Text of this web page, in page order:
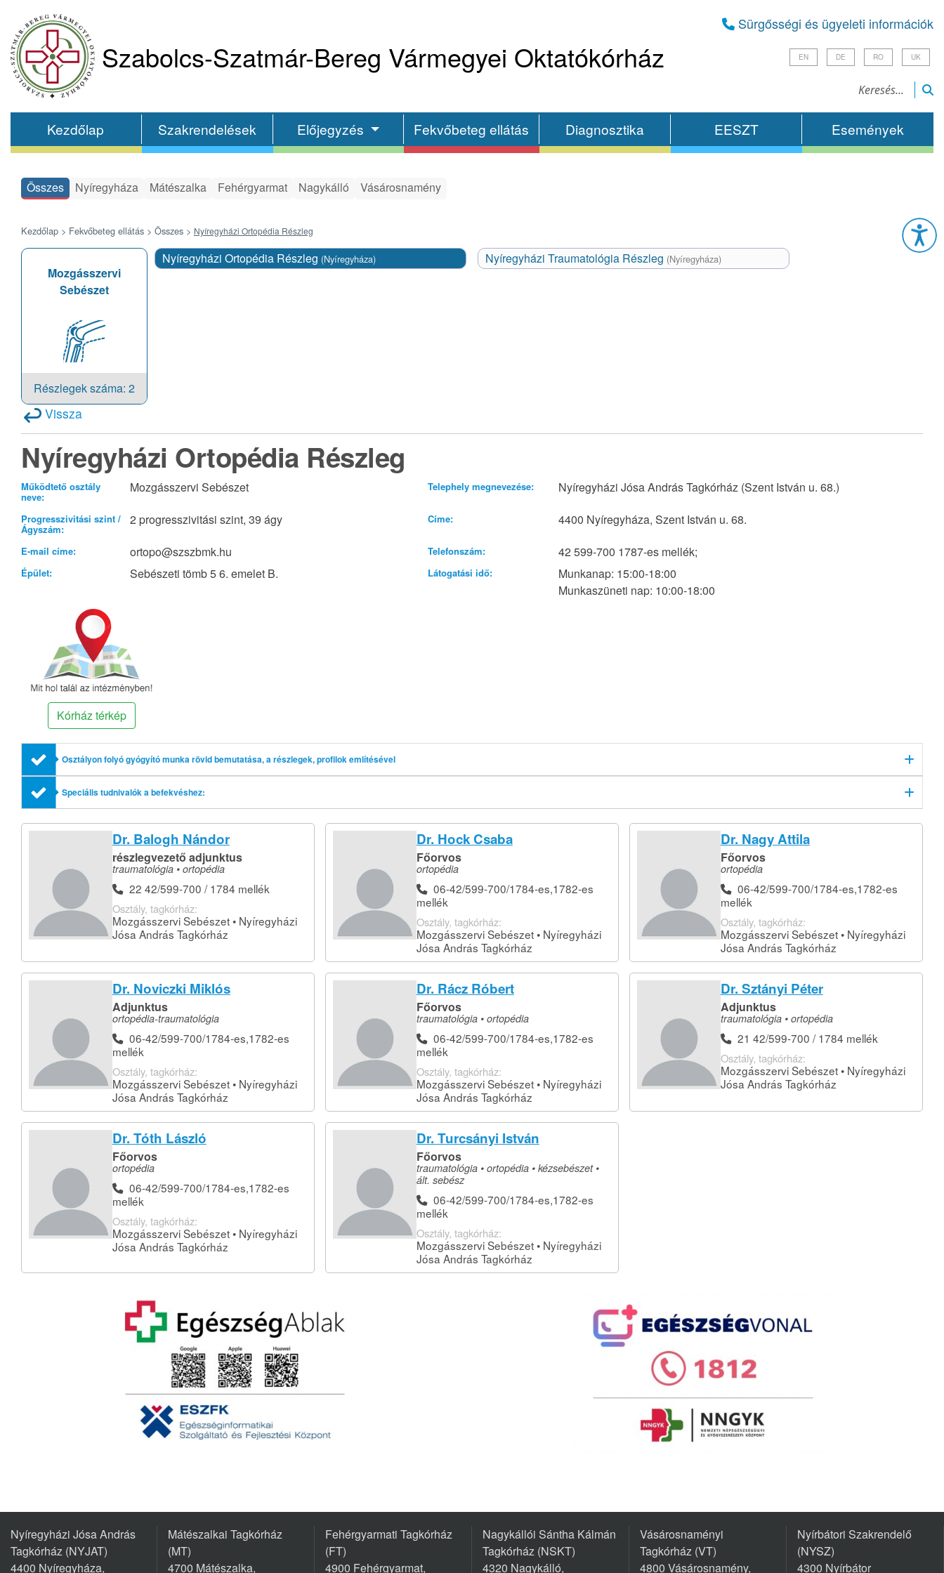
Szabolcs-Szatmár-Bereg Vármegyei Oktatókórház
Sürgősségi és ügyeleti információk
EN DE RO UK
Kezdőlap Szakrendelések Előjegyzés Fekvőbeteg ellátás Diagnosztika EESZT Események
Összes Nyíregyháza Mátészalka Fehérgyarmat Nagykálló Vásárosnamény
Kezdőlap > Fekvőbeteg ellátás > Összes > Nyíregyházi Ortopédia Részleg
Mozgásszervi
Sebészet
Részlegek száma: 2
Nyíregyházi Ortopédia Részleg (Nyíregyháza) Nyíregyházi Traumatológia Részleg (Nyíregyháza)
Vissza
Nyíregyházi Ortopédia Részleg
Működtető osztály
neve:
Mozgásszervi Sebészet Telephely megnevezése: Nyíregyházi Jósa András Tagkórház (Szent István u. 68.)
Progresszivitási szint /
Ágyszám:
2 progresszivitási szint, 39 ágy Címe: 4400 Nyíregyháza, Szent István u. 68.
E-mail címe: ortopo@szszbmk.hu Telefonszám: 42 599-700 1787-es mellék;
Épület: Sebészeti tömb 5 6. emelet B. Látogatási idő:
Munkanap: 15:00-18:00
Munkaszüneti nap: 10:00-18:00
Kórház térkép
Osztályon folyó gyógyító munka rövid bemutatása, a részlegek, profilok említésével
Speciális tudnivalók a befekvéshez:
Dr. Balogh Nándor
részlegvezető adjunktus
traumatológia • ortopédia
22 42/599-700 / 1784 mellék
Osztály, tagkórház:
Mozgásszervi Sebészet • Nyíregyházi
Jósa András Tagkórház
Dr. Hock Csaba
Főorvos
ortopédia
06-42/599-700/1784-es,1782-es
mellék
Osztály, tagkórház:
Mozgásszervi Sebészet • Nyíregyházi
Jósa András Tagkórház
Dr. Nagy Attila
Főorvos
ortopédia
06-42/599-700/1784-es,1782-es
mellék
Osztály, tagkórház:
Mozgásszervi Sebészet • Nyíregyházi
Jósa András Tagkórház
Dr. Noviczki Miklós
Adjunktus
ortopédia-traumatológia
06-42/599-700/1784-es,1782-es
mellék
Osztály, tagkórház:
Mozgásszervi Sebészet • Nyíregyházi
Jósa András Tagkórház
Dr. Rácz Róbert
Főorvos
traumatológia • ortopédia
06-42/599-700/1784-es,1782-es
mellék
Osztály, tagkórház:
Mozgásszervi Sebészet • Nyíregyházi
Jósa András Tagkórház
Dr. Sztányi Péter
Adjunktus
traumatológia • ortopédia
21 42/599-700 / 1784 mellék
Osztály, tagkórház:
Mozgásszervi Sebészet • Nyíregyházi
Jósa András Tagkórház
Dr. Tóth László
Főorvos
ortopédia
06-42/599-700/1784-es,1782-es
mellék
Osztály, tagkórház:
Mozgásszervi Sebészet • Nyíregyházi
Jósa András Tagkórház
Dr. Turcsányi István
Főorvos
traumatológia • ortopédia • kézsebészet •
ált. sebész
06-42/599-700/1784-es,1782-es
mellék
Osztály, tagkórház:
Mozgásszervi Sebészet • Nyíregyházi
Jósa András Tagkórház
Nyíregyházi Jósa András
Tagkórház (NYJAT)
4400 Nyíregyháza,
Mátészalkai Tagkórház
(MT)
4700 Mátészalka,
Fehérgyarmati Tagkórház
(FT)
4900 Fehérgyarmat,
Nagykállói Sántha Kálmán
Tagkórház (NSKT)
4320 Nagykálló,
Vásárosnaményi
Tagkórház (VT)
4800 Vásárosnamény,
Nyírbátori Szakrendelő
(NYSZ)
4300 Nyírbátor